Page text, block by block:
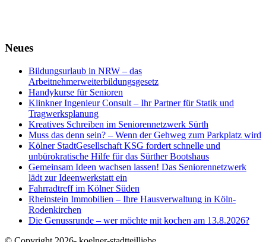
Neues
Bildungsurlaub in NRW – das
Arbeitnehmerweiterbildungsgesetz
Handykurse für Senioren
Klinkner Ingenieur Consult – Ihr Partner für Statik und
Tragwerksplanung
Kreatives Schreiben im Seniorennetzwerk Sürth
Muss das denn sein? – Wenn der Gehweg zum Parkplatz wird
Kölner StadtGesellschaft KSG fordert schnelle und
unbürokratische Hilfe für das Sürther Bootshaus
Gemeinsam Ideen wachsen lassen! Das Seniorennetzwerk
lädt zur Ideenwerkstatt ein
Fahrradtreff im Kölner Süden
Rheinstein Immobilien – Ihre Hausverwaltung in Köln-
Rodenkirchen
Die Genussrunde – wer möchte mit kochen am 13.8.2026?